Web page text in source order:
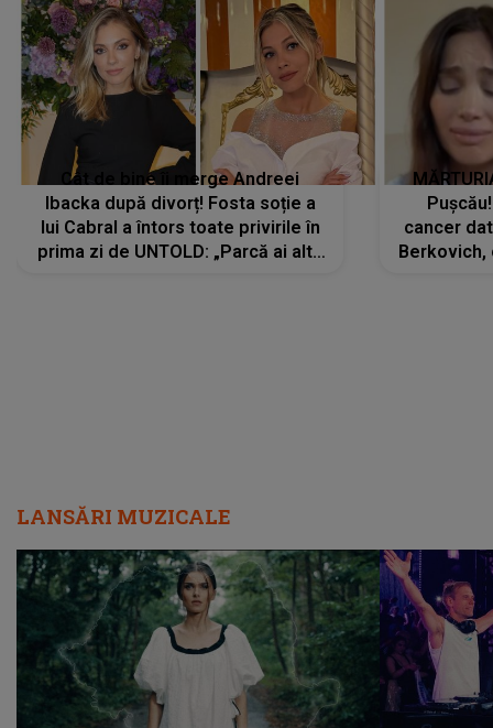
Cât de bine îi merge Andreei
Ibacka după divorț! Fosta soție a
lui Cabral a întors toate privirile în
prima zi de UNTOLD: „Parcă ai altă
cancer
Berkovich,
LANSĂRI MUZICALE